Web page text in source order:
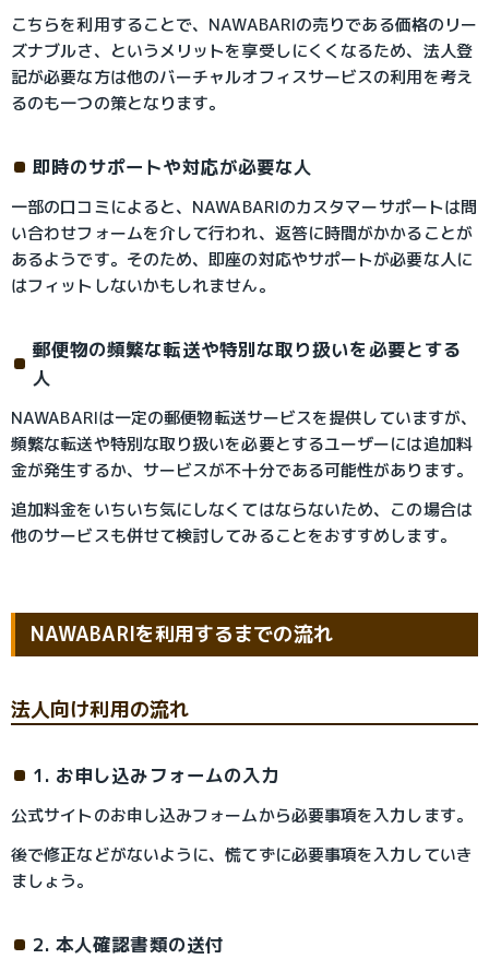
こちらを利用することで、NAWABARIの売りである価格のリー
ズナブルさ、というメリットを享受しにくくなるため、法人登
記が必要な方は他のバーチャルオフィスサービスの利用を考え
るのも一つの策となります。
即時のサポートや対応が必要な人
一部の口コミによると、NAWABARIのカスタマーサポートは問
い合わせフォームを介して行われ、返答に時間がかかることが
あるようです。そのため、即座の対応やサポートが必要な人に
はフィットしないかもしれません。
郵便物の頻繁な転送や特別な取り扱いを必要とする
人
NAWABARIは一定の郵便物転送サービスを提供していますが、
頻繁な転送や特別な取り扱いを必要とするユーザーには追加料
金が発生するか、サービスが不十分である可能性があります。
追加料金をいちいち気にしなくてはならないため、この場合は
他のサービスも併せて検討してみることをおすすめします。
NAWABARIを利用するまでの流れ
法人向け利用の流れ
1. お申し込みフォームの入力
公式サイトのお申し込みフォームから必要事項を入力します。
後で修正などがないように、慌てずに必要事項を入力していき
ましょう。
2. 本人確認書類の送付